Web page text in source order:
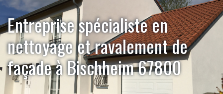
Entreprise spécialiste en
nettoyage et ravalement de
façade à Bischheim 67800